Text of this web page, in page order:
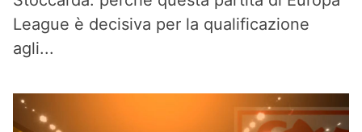
League è decisiva per la qualificazione
agli...